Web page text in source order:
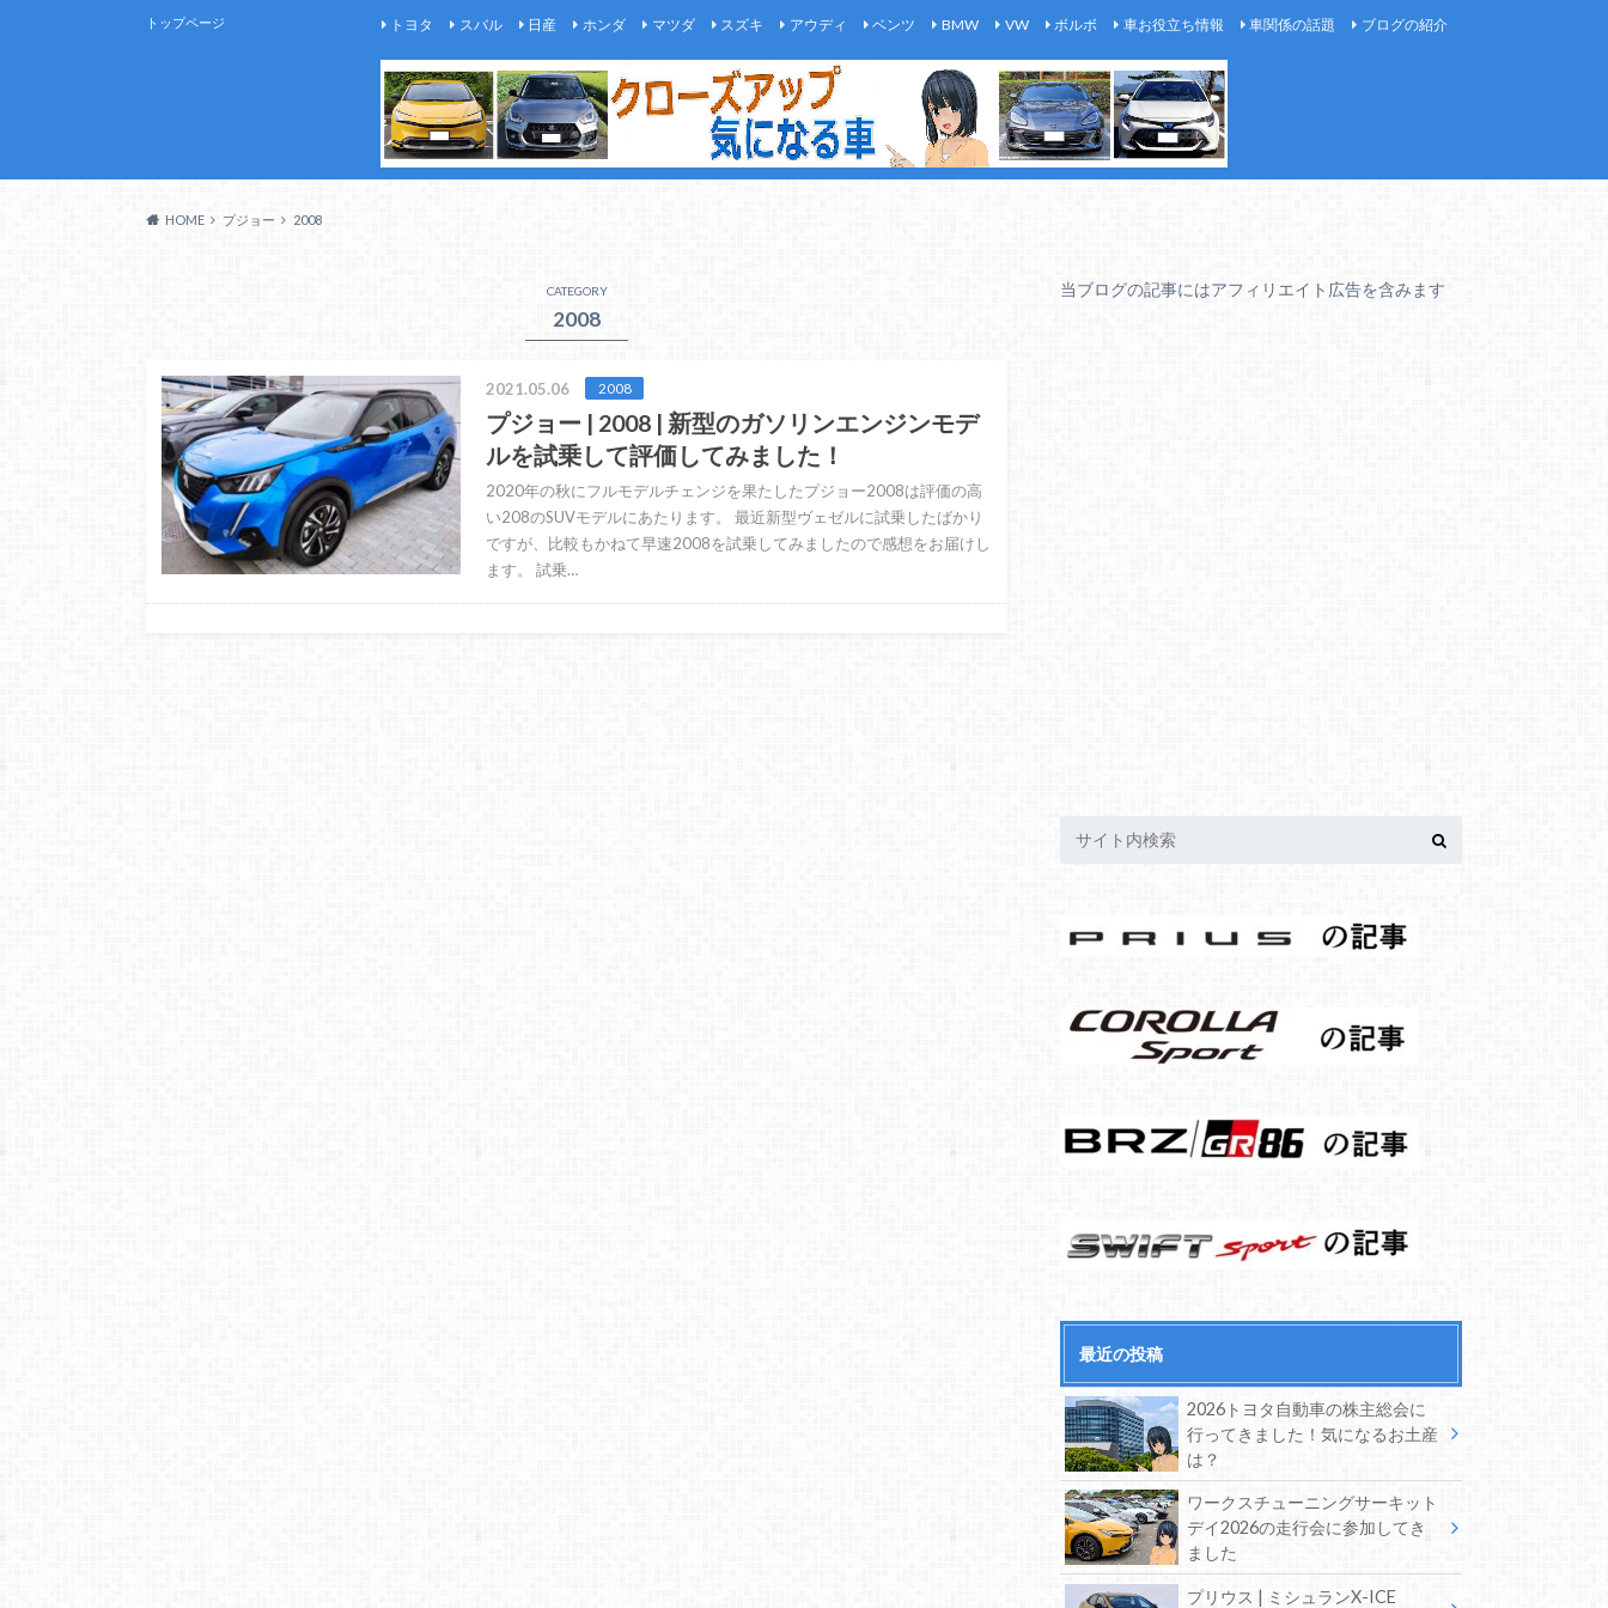
トップページ トヨタ スバル 日産 ホンダ マツダ スズキ アウディ ベンツ BMW VW ボルボ 車お役立ち情報 車関係の話題 ブログの紹介
HOME プジョー 2008
CATEGORY
2008
2021.05.06 2008
プジョー | 2008 | 新型のガソリンエンジンモデ
ルを試乗して評価してみました！
2020年の秋にフルモデルチェンジを果たしたプジョー2008は評価の高
い208のSUVモデルにあたります。 最近新型ヴェゼルに試乗したばかり
ですが、比較もかねて早速2008を試乗してみましたので感想をお届けし
ます。 試乗…
当ブログの記事にはアフィリエイト広告を含みます
最近の投稿
2026トヨタ自動車の株主総会に
行ってきました！気になるお土産
は？
ワークスチューニングサーキット
デイ2026の走行会に参加してき
ました
プリウス | ミシュランX-ICE